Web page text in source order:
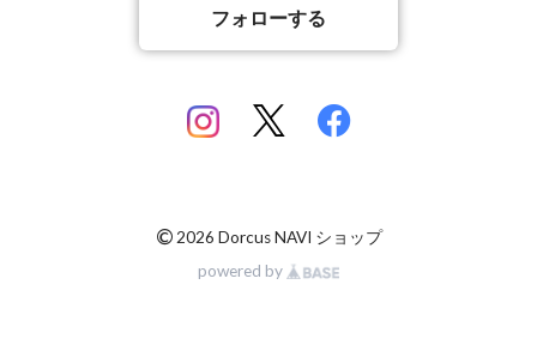
香川県丸亀市綾歌町産
佐賀県神埼郡産
フォローする
© 2026 Dorcus NAVI ショップ
powered by